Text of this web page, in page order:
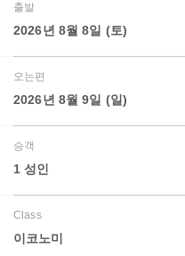
출발
2026년 8월 8일 (토)
오는편
2026년 8월 9일 (일)
승객
1 성인
Class
이코노미